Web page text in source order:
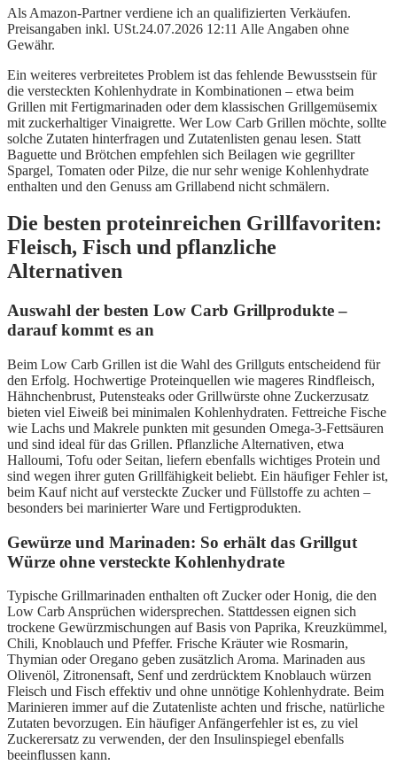
Als Amazon-Partner verdiene ich an qualifizierten Verkäufen.
Preisangaben inkl. USt.24.07.2026 12:11 Alle Angaben ohne
Gewähr.
Ein weiteres verbreitetes Problem ist das fehlende Bewusstsein für
die versteckten Kohlenhydrate in Kombinationen – etwa beim
Grillen mit Fertigmarinaden oder dem klassischen Grillgemüsemix
mit zuckerhaltiger Vinaigrette. Wer Low Carb Grillen möchte, sollte
solche Zutaten hinterfragen und Zutatenlisten genau lesen. Statt
Baguette und Brötchen empfehlen sich Beilagen wie gegrillter
Spargel, Tomaten oder Pilze, die nur sehr wenige Kohlenhydrate
enthalten und den Genuss am Grillabend nicht schmälern.
Die besten proteinreichen Grillfavoriten:
Fleisch, Fisch und pflanzliche
Alternativen
Auswahl der besten Low Carb Grillprodukte –
darauf kommt es an
Beim Low Carb Grillen ist die Wahl des Grillguts entscheidend für
den Erfolg. Hochwertige Proteinquellen wie mageres Rindfleisch,
Hähnchenbrust, Putensteaks oder Grillwürste ohne Zuckerzusatz
bieten viel Eiweiß bei minimalen Kohlenhydraten. Fettreiche Fische
wie Lachs und Makrele punkten mit gesunden Omega-3-Fettsäuren
und sind ideal für das Grillen. Pflanzliche Alternativen, etwa
Halloumi, Tofu oder Seitan, liefern ebenfalls wichtiges Protein und
sind wegen ihrer guten Grillfähigkeit beliebt. Ein häufiger Fehler ist,
beim Kauf nicht auf versteckte Zucker und Füllstoffe zu achten –
besonders bei marinierter Ware und Fertigprodukten.
Gewürze und Marinaden: So erhält das Grillgut
Würze ohne versteckte Kohlenhydrate
Typische Grillmarinaden enthalten oft Zucker oder Honig, die den
Low Carb Ansprüchen widersprechen. Stattdessen eignen sich
trockene Gewürzmischungen auf Basis von Paprika, Kreuzkümmel,
Chili, Knoblauch und Pfeffer. Frische Kräuter wie Rosmarin,
Thymian oder Oregano geben zusätzlich Aroma. Marinaden aus
Olivenöl, Zitronensaft, Senf und zerdrücktem Knoblauch würzen
Fleisch und Fisch effektiv und ohne unnötige Kohlenhydrate. Beim
Marinieren immer auf die Zutatenliste achten und frische, natürliche
Zutaten bevorzugen. Ein häufiger Anfängerfehler ist es, zu viel
Zuckerersatz zu verwenden, der den Insulinspiegel ebenfalls
beeinflussen kann.